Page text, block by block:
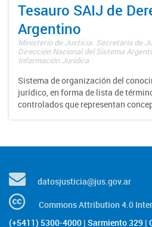
Tesauro SAIJ de
Argentino
Ministerio de Justicia. Secretaría de
Dirección Nacional del Sistema
Información Jurídica
Sistema de organización del
jurídico, en forma de lista de
controlados que representan
datosjusticia@jus.gov.ar
Commons Attribution 4.0
(+5411) 5300-4000 | Sarmiento 329 |